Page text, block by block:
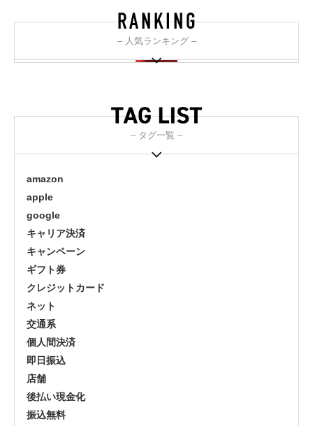
– 人気ランキング –
– タグ一覧 –
amazon
apple
google
キャリア決済
キャンペーン
ギフト券
クレジットカード
ネット
交通系
個人間決済
即日振込
店舗
後払い現金化
振込無料